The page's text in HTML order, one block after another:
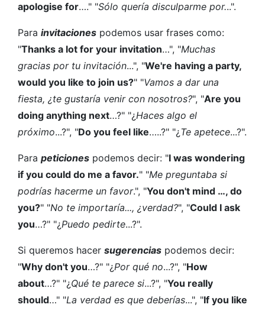
apologise for…." "Sólo quería disculparme por...".
Para invitaciones podemos usar frases como:
"Thanks a lot for your invitation…", "Muchas
gracias por tu invitación...", "We're having a party,
would you like to join us?" "Vamos a dar una
fiesta, ¿te gustaría venir con nosotros?", "Are you
doing anything next…?" "¿Haces algo el
próximo...?", "Do you feel like…..?" "¿Te apetece...?".
Para peticiones podemos decir: "I was wondering
if you could do me a favor." "Me preguntaba si
podrías hacerme un favor.", "You don't mind …, do
you?" "No te importaría..., ¿verdad?", "Could I ask
you…?" "¿Puedo pedirte...?".
Si queremos hacer sugerencias podemos decir:
"Why don't you…?" "¿Por qué no...?", "How
about…?" "¿Qué te parece si...?", "You really
should…" "La verdad es que deberías...", "If you like